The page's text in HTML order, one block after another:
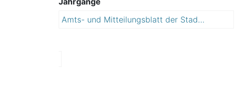
Amts- und Mitteilungsblatt der Stadt Südliches Anhalt